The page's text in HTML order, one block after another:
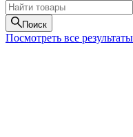
Поиск
Посмотреть все результаты